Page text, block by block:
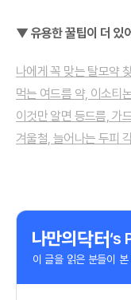
▼ 유용한 꿀팁이 더 있
나에게 꼭 맞는 탈모약
먹는 여드름 약, 이소티
이것만 알면 등드름, 가
겨울철, 늘어나는 두피
‘s
이 글을 읽은 분들이